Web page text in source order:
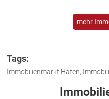
mehr
Tags:
Immobilienmarkt Hafen,